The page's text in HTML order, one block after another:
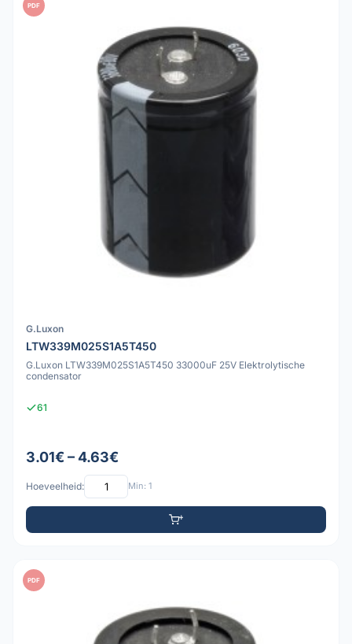
PDF
G.Luxon
LTW339M025S1A5T450
G.Luxon LTW339M025S1A5T450 33000uF 25V Elektrolytische
condensator
61
3.01€ – 4.63€
Hoeveelheid: Min: 1
PDF